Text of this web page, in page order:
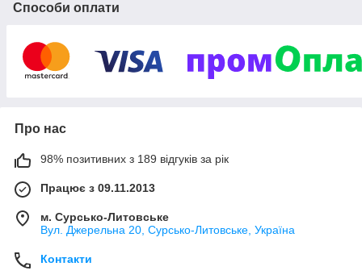
Способи оплати
Про нас
98% позитивних з 189 відгуків за рік
Працює з 09.11.2013
м. Сурсько-Литовське
Вул. Джерельна 20, Сурсько-Литовське, Україна
Контакти